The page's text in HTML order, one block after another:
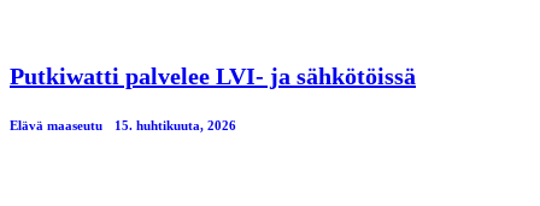
Putkiwatti palvelee LVI- ja sähkötöissä
Elävä maaseutu 15. huhtikuuta, 2026